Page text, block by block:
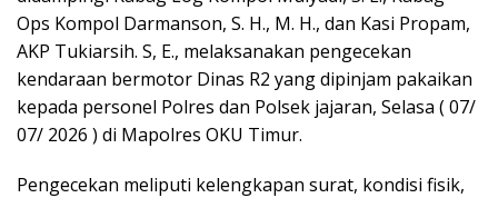
Ops Kompol Darmanson, S. H., M. H., dan Kasi Propam,
AKP Tukiarsih. S, E., melaksanakan pengecekan
kendaraan bermotor Dinas R2 yang dipinjam pakaikan
kepada personel Polres dan Polsek jajaran, Selasa ( 07/
07/ 2026 ) di Mapolres OKU Timur.
Pengecekan meliputi kelengkapan surat, kondisi fisik,